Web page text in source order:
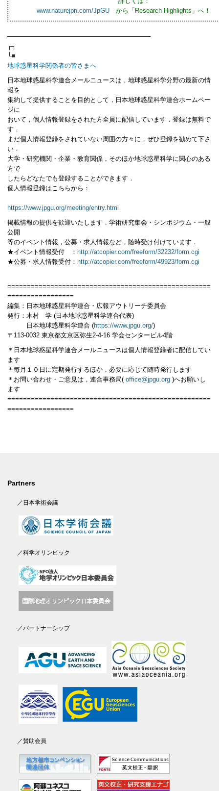
www.naturejpn.com/JpGUから「Research Highlights」へ！
——————————————————————–
┌┐
└■
地球惑星科学関係者の皆さまへ
日本地球惑星科学連合メールニュースは，地球惑星科学分野の最新の情
報を
集約して提供することを目的として，日本地球惑星科学連合ホームペー
ジに
おいて，個人情報登録をされた方全員に配信しています．登録は無料で
す．
まだ個人情報登録をされていない周囲の方々に，ぜひ登録を勧めて下さ
い．
大学・研究機関・企業・教育関係，そのほか地球惑星科学に関心のある
方で
したらどなたでも登録することができます．
個人情報登録はこちらから：
https://www.jpgu.org/meeting/entry.html
掲載情報の提供を歓迎いたします．学術研究集会・シンポジウム・一般
公開
等のイベント情報，公募・求人情報など，随時受け付けています．
★イベント情報受付 ： http://atcopier.com/freeform/32232/form.cgi
★公募・求人情報受付： http://atcopier.com/freeform/49923/form.cgi
====================================================
=================
編集：日本地球惑星科学連合・広報アウトリーチ委員会
発行：木村 学 (日本地球惑星科学連合代表)
日本地球惑星科学連合 (https://www.jpgu.org/)
〒113-0032 東京都文京区弥生2-4-16 学会センタービル4階
＊日本地球惑星科学連合メールニュースは個人情報登録者に配信してい
ます
＊毎月１０日に定期発行するほか，必要に応じて随時発行します
＊お問い合わせ・ご意見は，連合事務局( office@jpgu.org )へお願いし
ます
====================================================
=================
Partners
／日本学術会議
／科学オリンピック
／パートナーシップ
／賛助会員